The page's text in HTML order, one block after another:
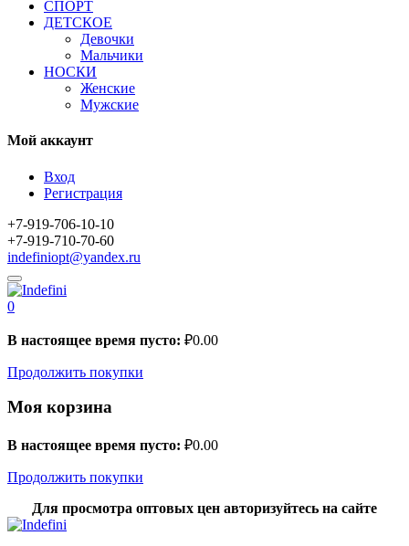
СПОРТ
ДЕТСКОЕ
Девочки
Мальчики
НОСКИ
Женские
Мужские
Мой аккаунт
Вход
Регистрация
+7-919-706-10-10
+7-919-710-70-60
indefiniopt@yandex.ru
0
В настоящее время пусто: ₽0.00
Продолжить покупки
Моя корзина
В настоящее время пусто: ₽0.00
Продолжить покупки
Для просмотра оптовых цен авторизуйтесь на сайте